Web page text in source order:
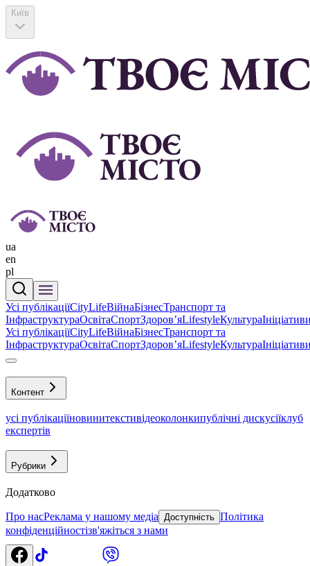
Київ
ua
en
pl
Усі публікаціїCityLifeВійнаБізнесТранспорт та
ІнфраструктураОсвітаСпортЗдоровʼяLifestyleКультура
Усі публікаціїCityLifeВійнаБізнесТранспорт та
ІнфраструктураОсвітаСпортЗдоровʼяLifestyleКультура
Контент
усі публікаціїновинитекстивідеоколонкипублічні дискусіїклуб
експертів
Рубрики
Додатково
Про насРеклама у нашому медіа Доступність Політика
конфіденційностізв'яжіться з нами